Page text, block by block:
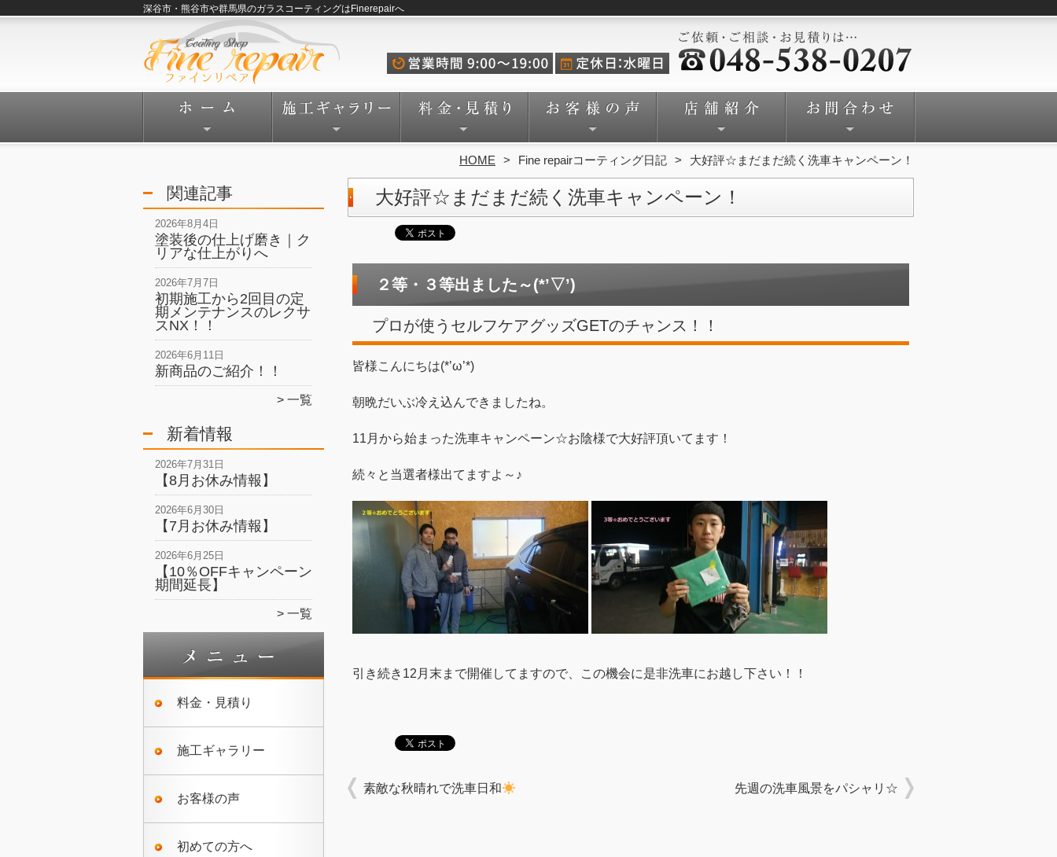
深谷市・熊谷市や群馬県のガラスコーティングはFinerepairへ
HOME Fine repairコーティング日記 大好評☆まだまだ続く洗車キャンペーン！
関連記事
2026年8月4日
塗装後の仕上げ磨き｜ク
リアな仕上がりへ
2026年7月7日
初期施工から2回目の定
期メンテナンスのレクサ
スNX！！
2026年6月11日
新商品のご紹介！！
一覧
新着情報
2026年7月31日
【8月お休み情報】
2026年6月30日
【7月お休み情報】
2026年6月25日
【10％OFFキャンペーン
期間延長】
一覧
料金・見積り
施工ギャラリー
お客様の声
初めての方へ
大好評☆まだまだ続く洗車キャンペーン！
２等・３等出ました～(*’▽’)
プロが使うセルフケアグッズGETのチャンス！！
皆様こんにちは(*’ω’*)
朝晩だいぶ冷え込んできましたね。
11月から始まった洗車キャンペーン☆お陰様で大好評頂いてます！
続々と当選者様出てますよ～♪
引き続き12月末まで開催してますので、この機会に是非洗車にお越し下さい！！
素敵な秋晴れで洗車日和 先週の洗車風景をパシャリ☆